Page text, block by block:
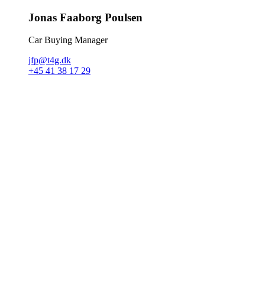
Jonas Faaborg Poulsen
Car Buying Manager
jfp@t4g.dk
+45 41 38 17 29